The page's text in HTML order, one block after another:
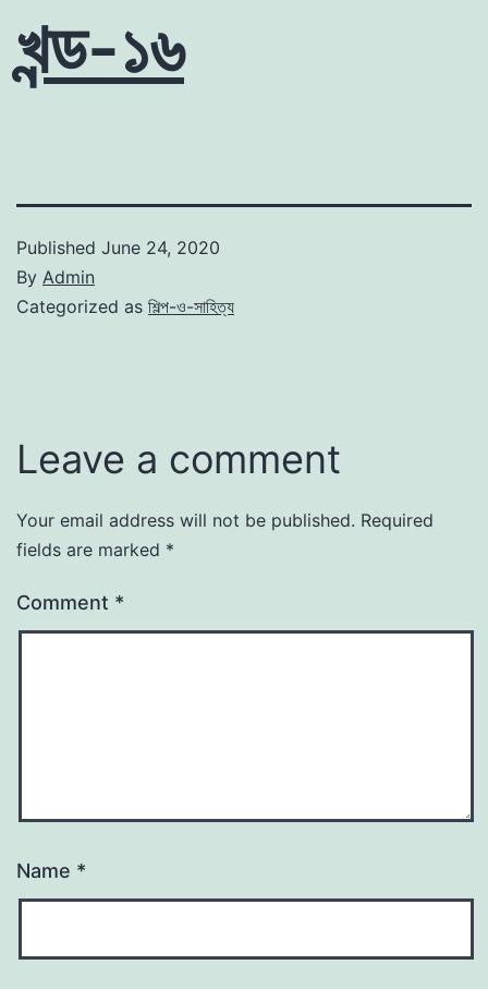
খন্ড-১৬
Published June 24, 2020
By Admin
Categorized as শিল্প-ও-সাহিত্য
Leave a comment
Your email address will not be published. Required
fields are marked *
Comment *
Name *